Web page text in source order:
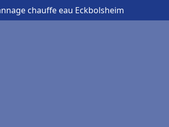
chauffe eau Eckbolsheim